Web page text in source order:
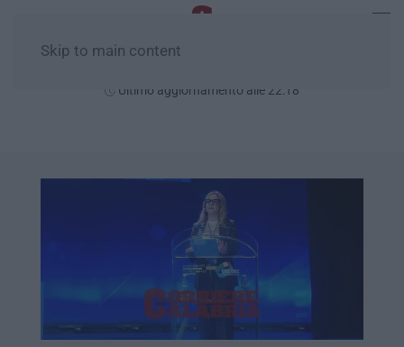
Skip to main content
Ultimo aggiornamento alle 22:18